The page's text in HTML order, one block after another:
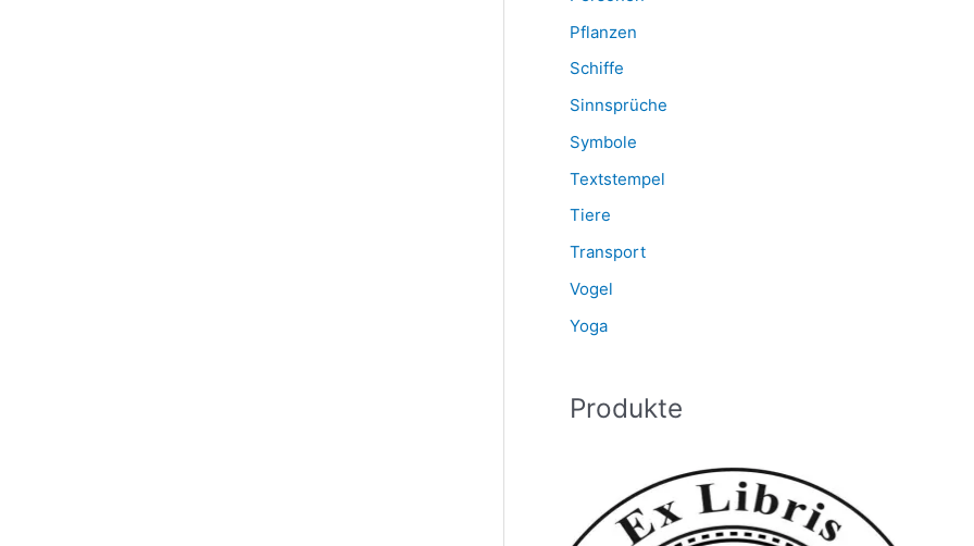
Pflanzen
Schiffe
Sinnsprüche
Symbole
Textstempel
Tiere
Transport
Vogel
Yoga
Produkte